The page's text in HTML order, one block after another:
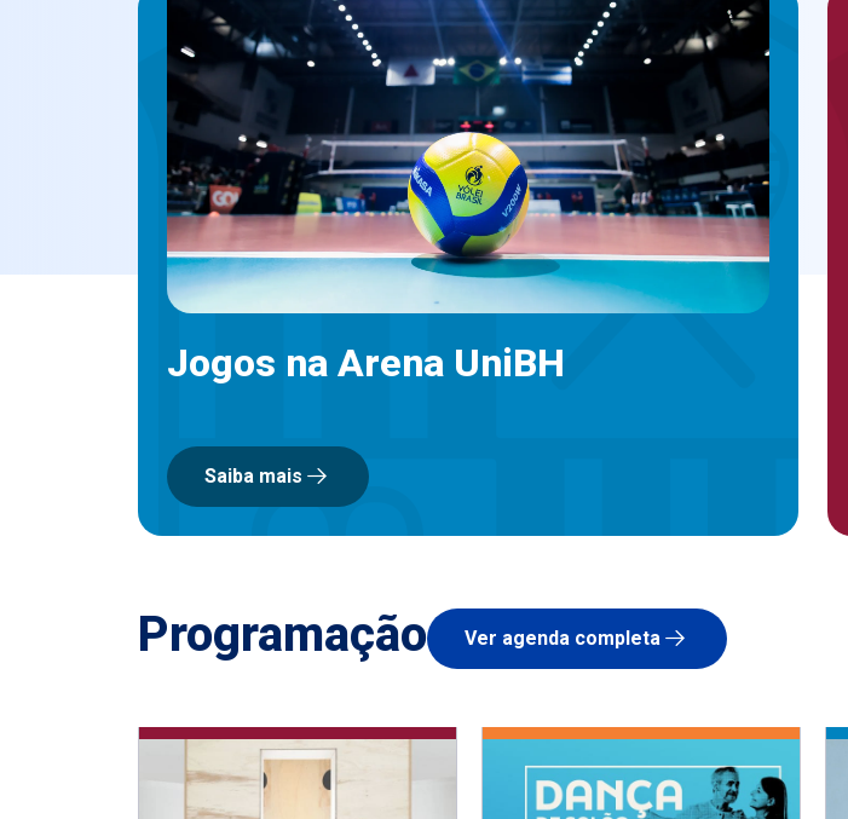
Jogos na Arena UniBH
Saiba mais
Programação Ver agenda completa